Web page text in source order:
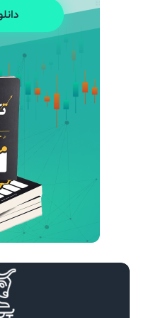
تأثیر تنش‌های
مریم آریافر